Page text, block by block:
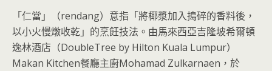
「仁當」（rendang）意指「將椰漿加入搗碎的香料後，
以小火慢燉收乾」的烹飪技法。由馬來西亞吉隆坡希爾頓
逸林酒店（DoubleTree by Hilton Kuala Lumpur）
Makan Kitchen餐廳主廚Mohamad Zulkarnaen，於